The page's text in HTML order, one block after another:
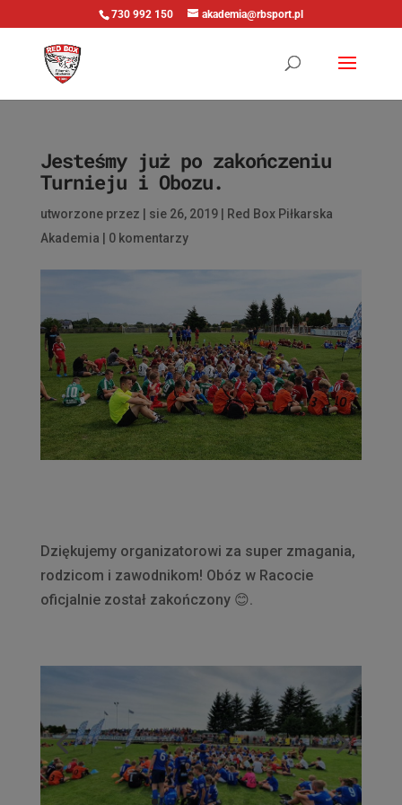
730 992 150 akademia@rbsport.pl
Jesteśmy już po zakończeniu
Turnieju i Obozu.
utworzone przez sie 26, 2019|
Red Box Piłkarska
Akademia
0 komentarzy
Dziękujemy organizatorowi za super zmagania,
rodzicom i zawodnikom! Obóz w Racocie
oficjalnie został zakończony 😊.